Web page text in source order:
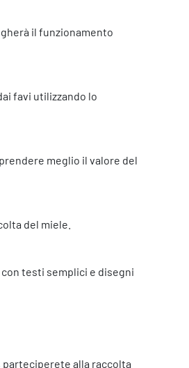
il funzionamento
favi utilizzando lo
meglio il valore del
del miele.
testi semplici e disegni
parteciperete alla raccolta